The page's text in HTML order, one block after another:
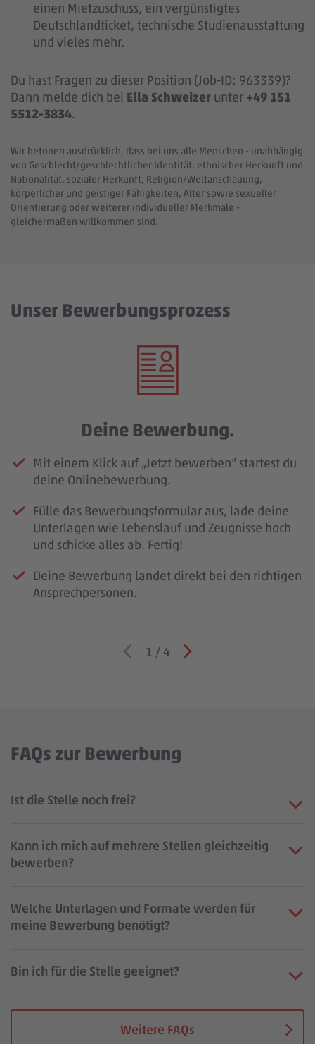
einen Mietzuschuss, ein vergünstigtes
Deutschlandticket, technische Studienausstattung
und vieles mehr.
Du hast Fragen zu dieser Position (Job-ID: 963339)?
Dann melde dich bei Ella Schweizer unter +49 151
5512-3834.
Wir betonen ausdrücklich, dass bei uns alle Menschen - unabhängig
von Geschlecht/geschlechtlicher Identität, ethnischer Herkunft und
Nationalität, sozialer Herkunft, Religion/Weltanschauung,
körperlicher und geistiger Fähigkeiten, Alter sowie sexueller
Orientierung oder weiterer individueller Merkmale -
gleichermaßen willkommen sind.
Unser Bewerbungsprozess
Deine Bewerbung.
Mit einem Klick auf „Jetzt bewerben“ startest du
deine Onlinebewerbung.
Fülle das Bewerbungsformular aus, lade deine
Unterlagen wie Lebenslauf und Zeugnisse hoch
und schicke alles ab. Fertig!
Deine Bewerbung landet direkt bei den richtigen
Ansprechpersonen.
1 / 4
FAQs zur Bewerbung
Ist die Stelle noch frei?
Kann ich mich auf mehrere Stellen gleichzeitig
bewerben?
Welche Unterlagen und Formate werden für
meine Bewerbung benötigt?
Bin ich für die Stelle geeignet?
Weitere FAQs